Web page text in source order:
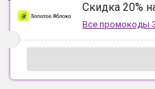
Скидка 20%
Все промокоды